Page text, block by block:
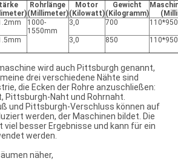
Rohrlänge
(Millimeter)
Motor
(Kilowatt)
Gewicht
(Kilogramm)
1000-
1550mm
3,0 700
3,0 850
wird auch Pittsburgh genannt,
drei verschiedene Nähte sind
die Ecken der Rohre anzuschließen:
Pittsburgh-Naht und Rohrnaht.
und Pittsburgh-Verschluss können auf
werden, der Maschinen bildet. Die
besser Ergebnisse und kann für ein
werden.
näher,